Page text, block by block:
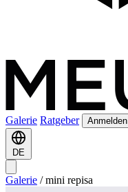
Galerie Ratgeber Anmelden
DE
Galerie / mini repisa